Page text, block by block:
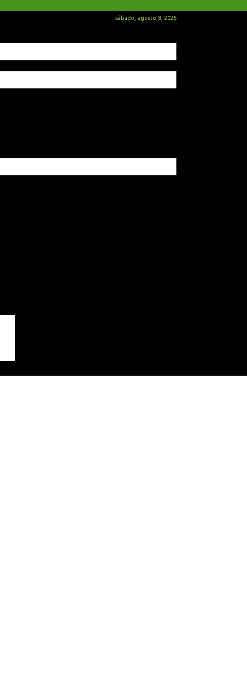
sábado, agosto 8, 2026